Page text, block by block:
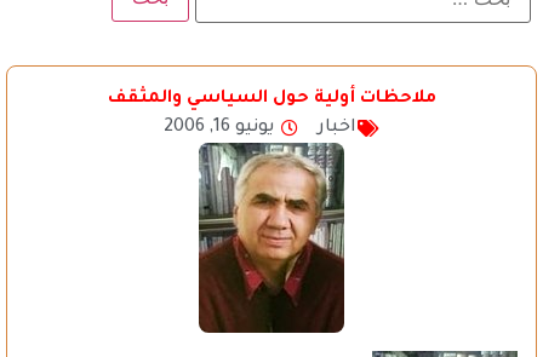
ملاحظات أولية حول السياسي والمثقف
اخبار
يونيو 16, 2006